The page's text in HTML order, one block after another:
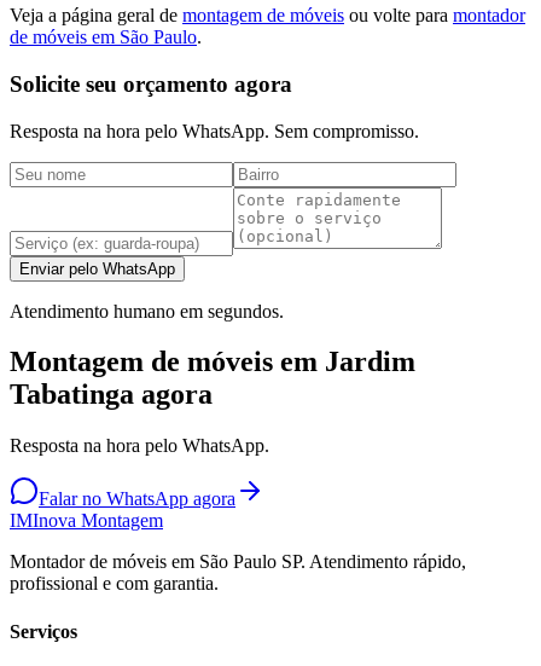
Veja a página geral de montagem de móveis ou volte para montador
de móveis em São Paulo.
Solicite seu orçamento agora
Resposta na hora pelo WhatsApp. Sem compromisso.
Enviar pelo WhatsApp
Atendimento humano em segundos.
Montagem de móveis em Jardim
Tabatinga agora
Resposta na hora pelo WhatsApp.
Falar no WhatsApp agora
IMInova Montagem
Montador de móveis em São Paulo SP. Atendimento rápido,
profissional e com garantia.
Serviços